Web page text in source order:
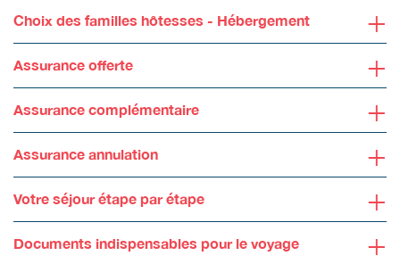
Choix des familles hôtesses - Hébergement +
Assurance offerte +
Assurance complémentaire +
Assurance annulation +
Votre séjour étape par étape +
Documents indispensables pour le voyage +